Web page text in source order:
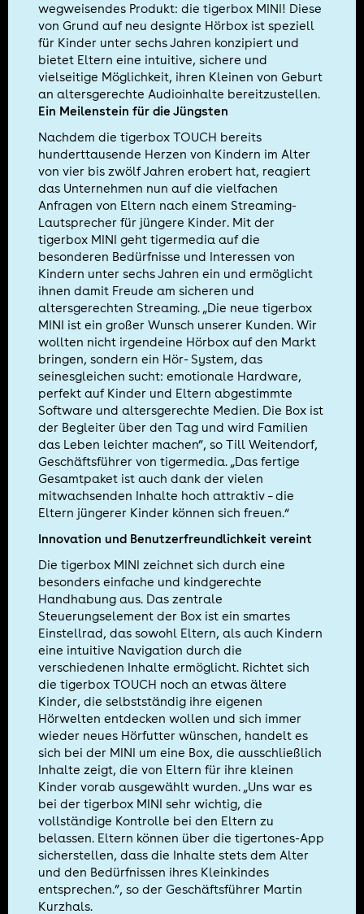
wegweisendes Produkt: die tigerbox MINI! Diese
von Grund auf neu designte Hörbox ist speziell
für Kinder unter sechs Jahren konzipiert und
bietet Eltern eine intuitive, sichere und
vielseitige Möglichkeit, ihren Kleinen von Geburt
an altersgerechte Audioinhalte bereitzustellen.
Ein Meilenstein für die Jüngsten
Nachdem die tigerbox TOUCH bereits
hunderttausende Herzen von Kindern im Alter
von vier bis zwölf Jahren erobert hat, reagiert
das Unternehmen nun auf die vielfachen
Anfragen von Eltern nach einem Streaming-
Lautsprecher für jüngere Kinder. Mit der
tigerbox MINI geht tigermedia auf die
besonderen Bedürfnisse und Interessen von
Kindern unter sechs Jahren ein und ermöglicht
ihnen damit Freude am sicheren und
altersgerechten Streaming. „Die neue tigerbox
MINI ist ein großer Wunsch unserer Kunden. Wir
wollten nicht irgendeine Hörbox auf den Markt
bringen, sondern ein Hör- System, das
seinesgleichen sucht: emotionale Hardware,
perfekt auf Kinder und Eltern abgestimmte
Software und altersgerechte Medien. Die Box ist
der Begleiter über den Tag und wird Familien
das Leben leichter machen”, so Till Weitendorf,
Geschäftsführer von tigermedia. „Das fertige
Gesamtpaket ist auch dank der vielen
mitwachsenden Inhalte hoch attraktiv – die
Eltern jüngerer Kinder können sich freuen.“
Innovation und Benutzerfreundlichkeit vereint
Die tigerbox MINI zeichnet sich durch eine
besonders einfache und kindgerechte
Handhabung aus. Das zentrale
Steuerungselement der Box ist ein smartes
Einstellrad, das sowohl Eltern, als auch Kindern
eine intuitive Navigation durch die
verschiedenen Inhalte ermöglicht. Richtet sich
die tigerbox TOUCH noch an etwas ältere
Kinder, die selbstständig ihre eigenen
Hörwelten entdecken wollen und sich immer
wieder neues Hörfutter wünschen, handelt es
sich bei der MINI um eine Box, die ausschließlich
Inhalte zeigt, die von Eltern für ihre kleinen
Kinder vorab ausgewählt wurden. „Uns war es
bei der tigerbox MINI sehr wichtig, die
vollständige Kontrolle bei den Eltern zu
belassen. Eltern können über die tigertones-App
sicherstellen, dass die Inhalte stets dem Alter
und den Bedürfnissen ihres Kleinkindes
entsprechen.”, so der Geschäftsführer Martin
Kurzhals.